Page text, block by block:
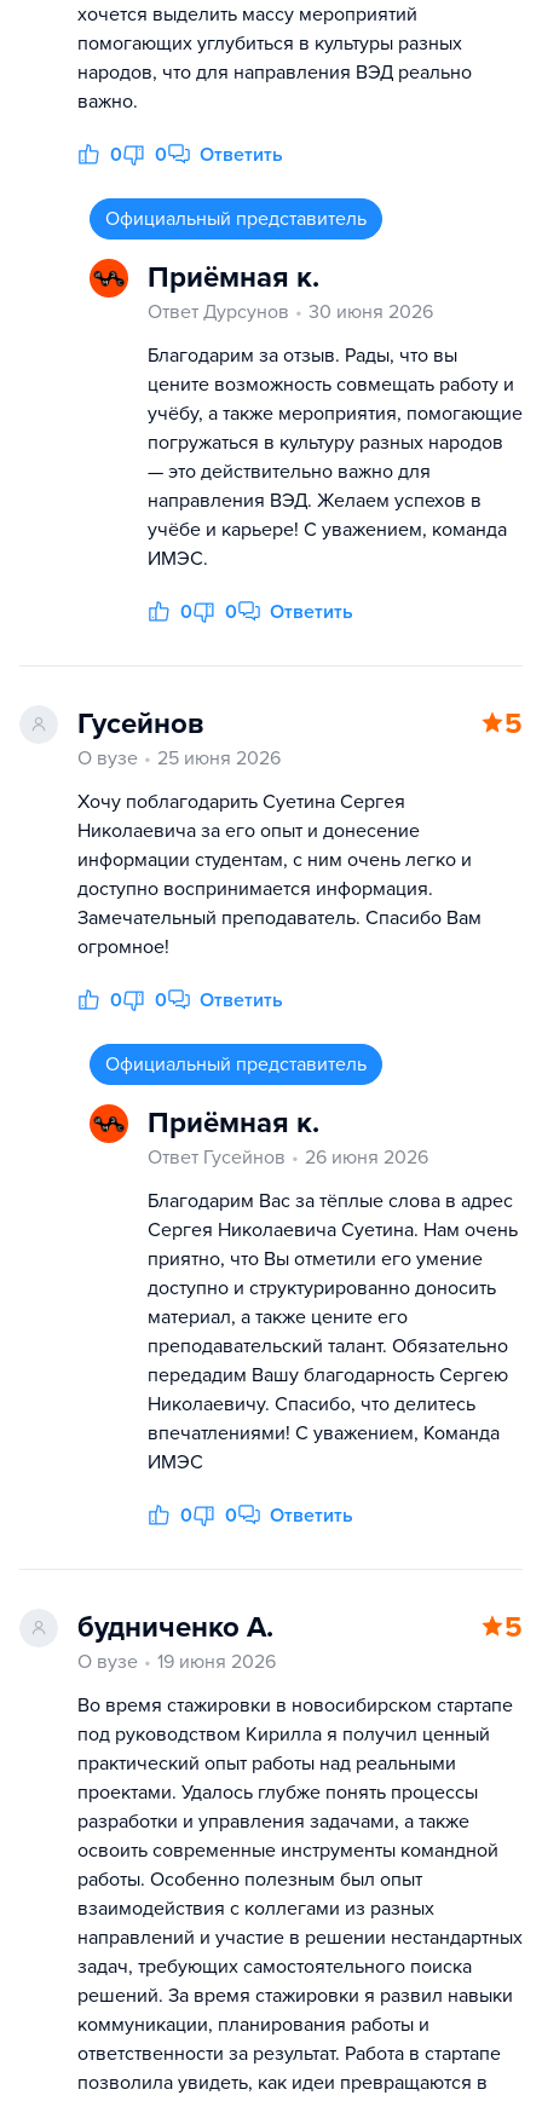
хочется выделить массу мероприятий
помогающих углубиться в культуры разных
народов, что для направления ВЭД реально
важно.
0 0 Ответить
Официальный представитель
Приёмная к.
Ответ Дурсунов
30 июня 2026
Благодарим за отзыв. Рады, что вы
цените возможность совмещать работу и
учёбу, а также мероприятия, помогающие
погружаться в культуру разных народов
— это действительно важно для
направления ВЭД. Желаем успехов в
учёбе и карьере! С уважением, команда
ИМЭС.
0 0 Ответить
Гусейнов 5
О вузе
25 июня 2026
Хочу поблагодарить Суетина Сергея
Николаевича за его опыт и донесение
информации студентам, с ним очень легко и
доступно воспринимается информация.
Замечательный преподаватель. Спасибо Вам
огромное!
0 0 Ответить
Официальный представитель
Приёмная к.
Ответ Гусейнов
26 июня 2026
Благодарим Вас за тёплые слова в адрес
Сергея Николаевича Суетина. Нам очень
приятно, что Вы отметили его умение
доступно и структурированно доносить
материал, а также цените его
преподавательский талант. Обязательно
передадим Вашу благодарность Сергею
Николаевичу. Спасибо, что делитесь
впечатлениями! С уважением, Команда
ИМЭС
0 0 Ответить
будниченко А. 5
О вузе
19 июня 2026
Во время стажировки в новосибирском стартапе
под руководством Кирилла я получил ценный
практический опыт работы над реальными
проектами. Удалось глубже понять процессы
разработки и управления задачами, а также
освоить современные инструменты командной
работы. Особенно полезным был опыт
взаимодействия с коллегами из разных
направлений и участие в решении нестандартных
задач, требующих самостоятельного поиска
решений. За время стажировки я развил навыки
коммуникации, планирования работы и
ответственности за результат. Работа в стартапе
позволила увидеть, как идеи превращаются в